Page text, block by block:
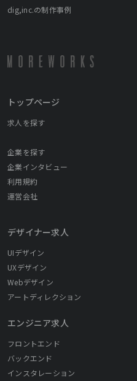
dig,inc.の制作事例
トップページ
求人を探す
企業を探す
企業インタビュー
利用規約
運営会社
デザイナー求人
UIデザイン
UXデザイン
Webデザイン
アートディレクション
エンジニア求人
フロントエンド
バックエンド
インスタレーション